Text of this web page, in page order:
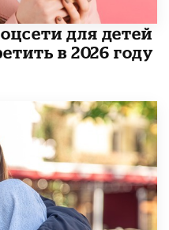
для детей
в 2026 году